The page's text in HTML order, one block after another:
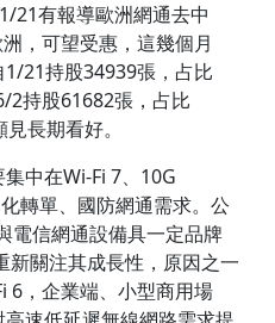
21有報導歐洲網通去中
，可望受惠，這幾個月
21持股34939張，占比
2持股61682張，占比
長期看好。
中在Wi-Fi 7、10G
轉單、國防網通需求。公
電信網通設備具一定品牌
新關注其成長性，原因之一
6，企業端、小型商用場